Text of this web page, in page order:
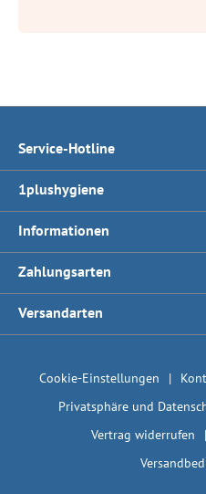
Service-Hotline
1plushygiene
Informationen
Zahlungsarten
Versandarten
Cookie-Einstellungen
Privatsphäre und
Vertrag widerrufen